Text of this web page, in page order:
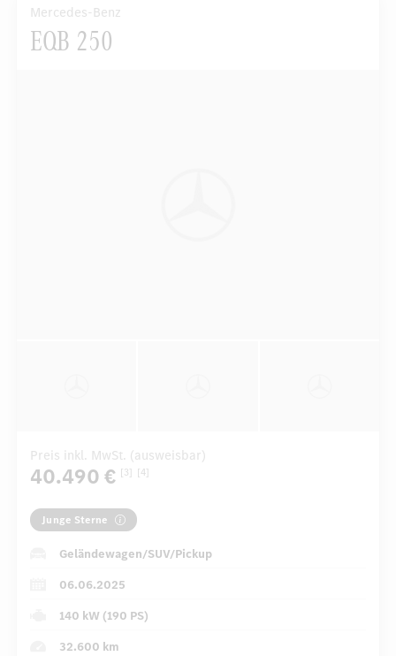
Mercedes-Benz
EQB 250
Preis inkl. MwSt. (ausweisbar)
40.490 € [3] [4]
Junge Sterne
Geländewagen/SUV/Pickup
06.06.2025
140 kW (190 PS)
32.600 km